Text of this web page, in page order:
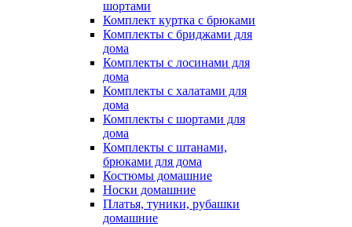
шортами
Комплект куртка с брюками
Комплекты с бриджами для
дома
Комплекты с лосинами для
дома
Комплекты с халатами для
дома
Комплекты с шортами для
дома
Комплекты с штанами,
брюками для дома
Костюмы домашние
Носки домашние
Платья, туники, рубашки
домашние